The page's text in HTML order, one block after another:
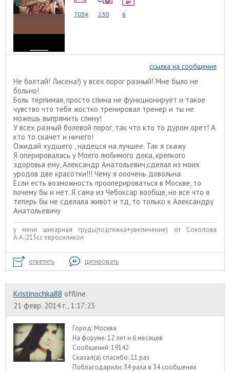
7034 230 6
ссылка на сообщение
Не болтай! Лисена!) у всех порог разный! Мне было не
больно!
Боль терпимая, просто спина не функционирует и такое
чувство что тебя жостко тренировал тренер и ты не
можешь выпрямить спину!
У всех разный болевой порог, так что кто то дуром орет! А
кто то скачет и ничего!
Ожидай худшего , надецся на лучшее. Так я скажу
Я оперировалась у Моего любимого дока, крепкого
здоровья ему, Александр Анатольевич,сделал из моих
уродов две красотки!!! Чему я ооочень довольна.
Если есть возможность прооперироваться в Москве, то
почему бы и нет. Я сама из Чебоксар вообще, но все что я
теперь бы не сделала живот и тд, то только к Александру
Анатольевичу
у меня шикарная грудь(подтяжка+увеличение) от Соколова
А.А.;215сс евросиликон
ответить цитировать
Kristinochka88 offline
21 февр. 2014 г., 1:17:23
Город: Москва
На форуме:12 лет и 6 месяцев
Сообщений:19142
Сказал(а) спасибо:11 раз
Поблагодарили: 34 раза в 34 сообщенях